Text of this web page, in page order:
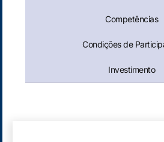
Competências
Condições de
Investimento